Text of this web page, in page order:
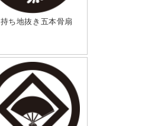
ち地抜き五本骨扇